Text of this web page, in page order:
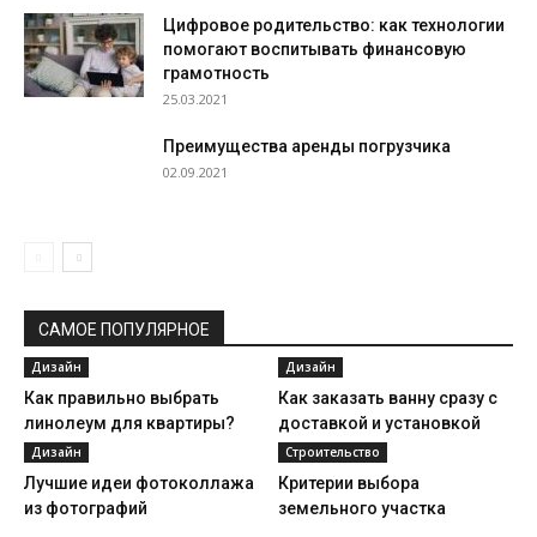
Цифровое родительство: как технологии
помогают воспитывать финансовую
грамотность
25.03.2021
Преимущества аренды погрузчика
02.09.2021
САМОЕ ПОПУЛЯРНОЕ
Дизайн
Как правильно выбрать
линолеум для квартиры?
Дизайн
Как заказать ванну сразу с
доставкой и установкой
Дизайн
Лучшие идеи фотоколлажа
из фотографий
Строительство
Критерии выбора
земельного участка